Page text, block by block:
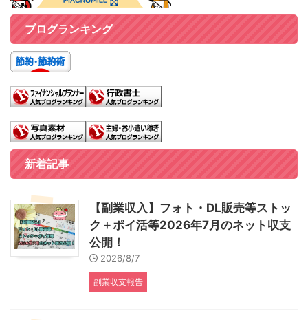
ブログランキング
新着記事
【副業収入】フォト・DL販売等ストッ
ク＋ポイ活等2026年7月のネット収支
公開！
2026/8/7
副業収支報告